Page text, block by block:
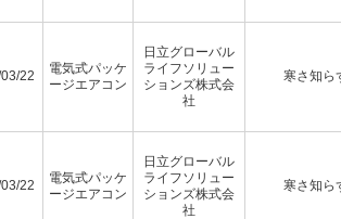
22
電気式パッケ
ージエアコン
日立グローバル
ライフソリュー
ションズ株式会
社
寒さ知ら
22
電気式パッケ
ージエアコン
日立グローバル
ライフソリュー
ションズ株式会
社
寒さ知ら